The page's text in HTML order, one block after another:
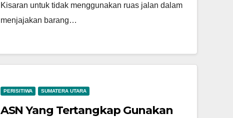
Kisaran untuk tidak menggunakan ruas jalan dalam
menjajakan barang…
PERISITIWA SUMATERA UTARA
ASN Yang Tertangkap Gunakan